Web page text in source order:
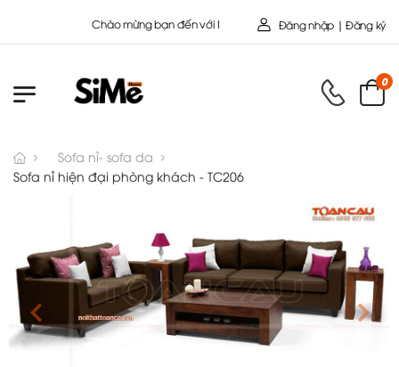
Chào mừng bạn đến với Nội Thất Toàn Cầu - Công ty cổ Phần
Đăng nhập | Đăng ký
0
Sofa nỉ- sofa da
Sofa nỉ hiện đại phòng khách - TC206